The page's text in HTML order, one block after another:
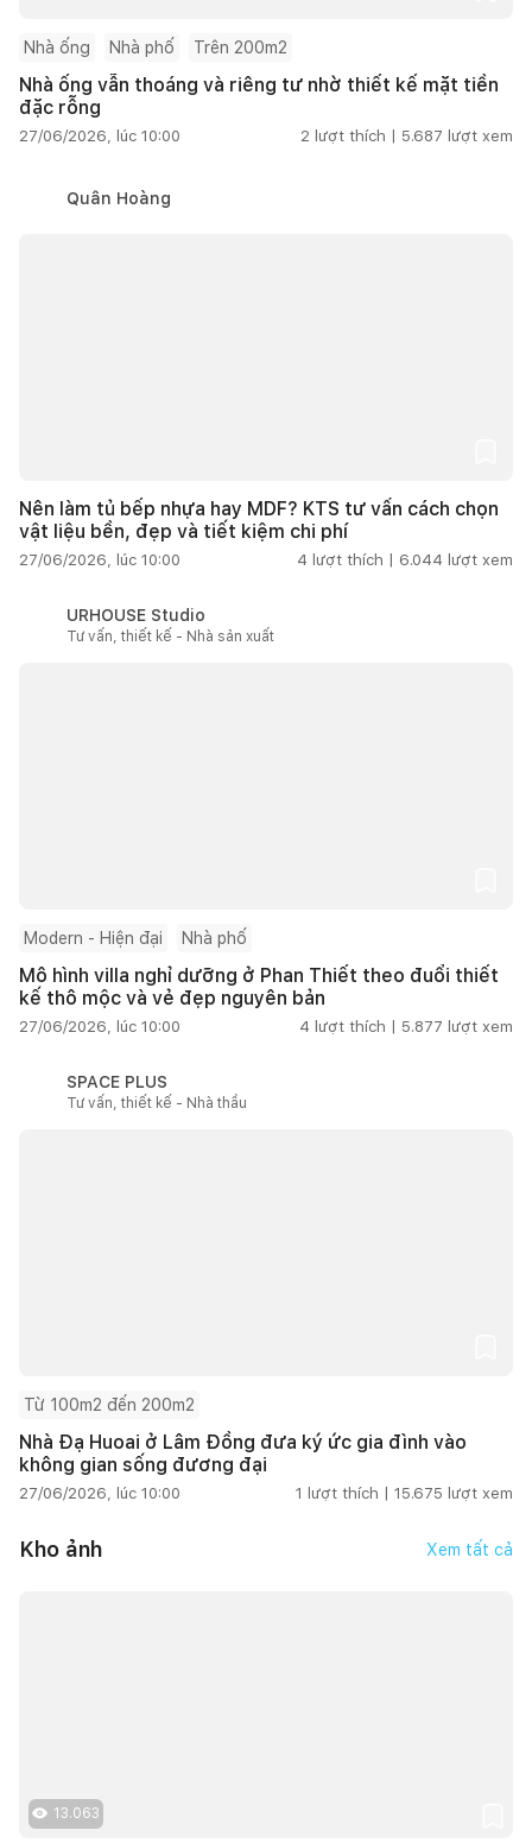
Nhà ống Nhà phố Trên 200m2
Nhà ống vẫn thoáng và riêng tư nhờ thiết kế mặt tiền
đặc rỗng
27/06/2026, lúc 10:00 2 lượt thích | 5.687 lượt xem
Quân Hoàng
Nên làm tủ bếp nhựa hay MDF? KTS tư vấn cách chọn
vật liệu bền, đẹp và tiết kiệm chi phí
27/06/2026, lúc 10:00 4 lượt thích | 6.044 lượt xem
URHOUSE Studio
Tư vấn, thiết kế - Nhà sản xuất
Modern - Hiện đại Nhà phố
Mô hình villa nghỉ dưỡng ở Phan Thiết theo đuổi thiết
kế thô mộc và vẻ đẹp nguyên bản
27/06/2026, lúc 10:00 4 lượt thích | 5.877 lượt xem
SPACE PLUS
Tư vấn, thiết kế - Nhà thầu
Từ 100m2 đến 200m2
Nhà Đạ Huoai ở Lâm Đồng đưa ký ức gia đình vào
không gian sống đương đại
27/06/2026, lúc 10:00 1 lượt thích | 15.675 lượt xem
Kho ảnh Xem tất cả
13.063